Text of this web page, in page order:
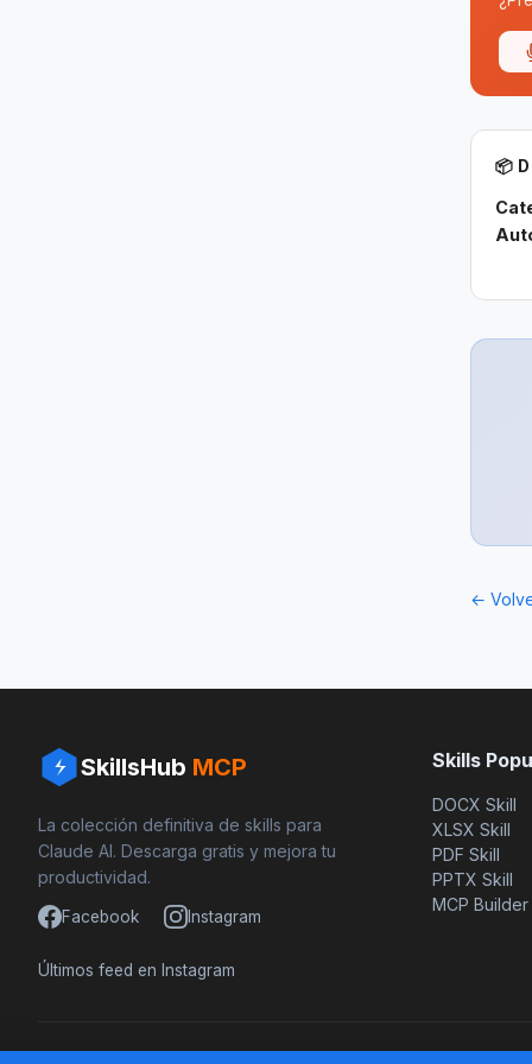
📦
←
SkillsHub MCP
La colección definitiva de skills para
Claude AI. Descarga gratis y mejora tu
productividad.
Facebook Instagram
Últimos feed en Instagram
Skills
DOCX Skill
XLSX Skill
PDF Skill
PPTX Skill
MCP Builder